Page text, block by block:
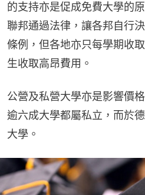
的支持亦是促成免費大學的
聯邦通過法律，讓各邦自行
條例，但各地亦只每學期收
生收取高昂費用。
公營及私營大學亦是影響價
逾六成大學都屬私立，而於
大學。